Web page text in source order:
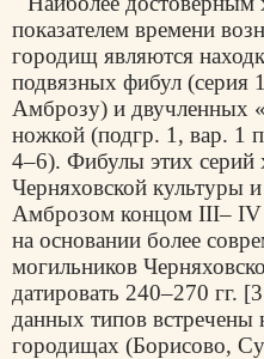
показателем времени
городищ являются
подвязных фибул (серия
Амброзу) и двучленных
ножкой (подгр. 1, вар. 1
4–6). Фибулы этих серий
Черняховской культуры
Амброзом концом III–
на основании более
могильников
датировать 240–270 гг.
данных типов встречены
городищах (Борисово,